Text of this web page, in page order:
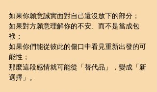
如果你願意誠實面對自己還沒放下的部分；
如果對方願意理解你的不安、而不是當成包
袱；
如果你們能從彼此的傷口中看見重新出發的可
能性；
那麼這段感情就可能從「替代品」，變成「新
選擇」。